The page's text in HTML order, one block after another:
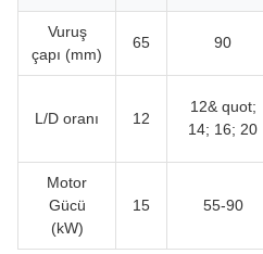
Vuruş
çapı (mm)
65 90
L/D oranı 12
12& quot;
14; 16; 20
Motor
Gücü
(kW)
15 55-90